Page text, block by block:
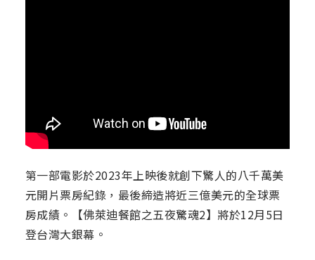
第一部電影於2023年上映後就創下驚人的八千萬美
元開片票房紀錄，最後締造將近三億美元的全球票
房成績。【佛萊迪餐館之五夜驚魂2】將於12月5日
登台灣大銀幕。